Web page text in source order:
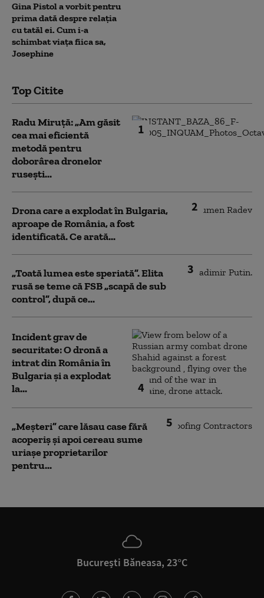
Gina Pistol a vorbit pentru
prima dată despre relația
cu tatăl ei. Cum i-a
schimbat viața fiica sa,
Josephine
Top Citite
1
Radu Miruță: „Am găsit
cea mai eficientă
metodă pentru
doborârea dronelor
rusești...
2
Drona care a explodat în Bulgaria,
aproape de România, a fost
identificată. Ce arată...
3
„Toată lumea este speriată”. Elita
rusă se teme că FSB „scapă de sub
control”, după ce...
4
Incident grav de
securitate: O dronă a
intrat din România în
Bulgaria şi a explodat
la...
5
„Meșteri” care lăsau case fără
acoperiș și apoi cereau sume
uriașe proprietarilor
pentru...
București Băneasa, 23°C